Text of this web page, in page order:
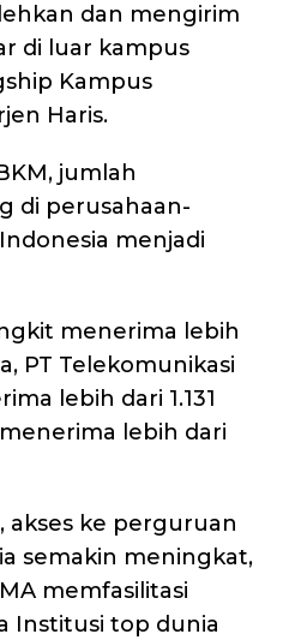
dan mengirim
di luar kampus
Kampus
Haris.
jumlah
di perusahaan-
menjadi
menerima lebih
PT Telekomunikasi
lebih dari 1.131
lebih dari
akses ke perguruan
semakin meningkat,
memfasilitasi
Institusi top dunia